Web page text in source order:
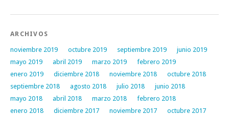
ARCHIVOS
noviembre 2019 octubre 2019 septiembre 2019
junio 2019
mayo 2019
abril 2019 marzo 2019
febrero 2019
enero 2019
diciembre 2018 noviembre 2018
octubre 2018
septiembre 2018
agosto 2018 julio 2018
junio 2018
mayo 2018
abril 2018 marzo 2018
febrero 2018
enero 2018
diciembre 2017 noviembre 2017
octubre 2017